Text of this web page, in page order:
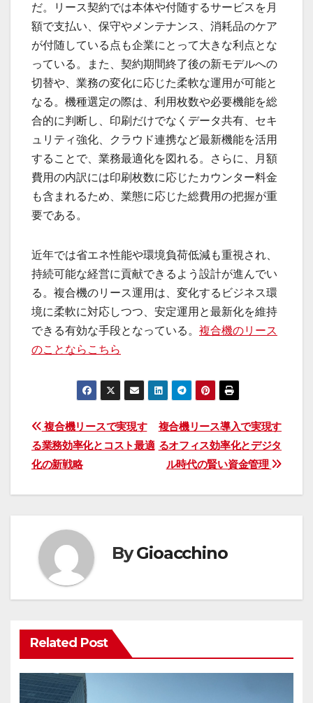
だ。リース契約では本体や付随するサービスを月
額で支払い、保守やメンテナンス、消耗品のケア
が付随している点も企業にとって大きな利点とな
っている。また、契約期間終了後の新モデルへの
切替や、業務の変化に応じた柔軟な運用が可能と
なる。機種選定の際は、利用枚数や必要機能を総
合的に判断し、印刷だけでなくデータ共有、セキ
ュリティ強化、クラウド連携など最新機能を活用
することで、業務最適化を図れる。さらに、月額
費用の内訳には印刷枚数に応じたカウンター料金
も含まれるため、業態に応じた総費用の把握が重
要である。
近年では省エネ性能や環境負荷低減も重視され、
持続可能な経営に貢献できるよう設計が進んでい
る。複合機のリース運用は、変化するビジネス環
境に柔軟に対応しつつ、安定運用と最新化を維持
できる有効な手段となっている。 複合機のリース
のことならこちら
投
稿
ナ
ゲ
ー
シ
ョ
ン
複合機リース導入で実現す
るオフィス効率化とデジタ
ル時代の賢い資金管理
複合機リースで実現す
る業務効率化とコスト最適
化の新戦略
ByGioacchino
Related Post